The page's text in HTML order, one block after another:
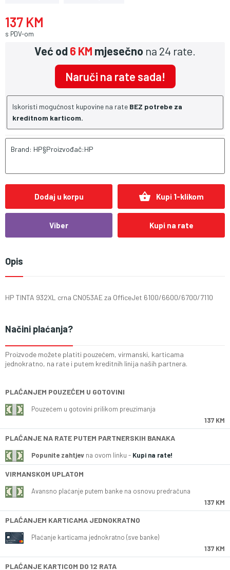
137 KM
s PDV-om
Već od6 KM mjesečno na 24 rate.
Naruči na rate sada!
Iskoristi mogućnost kupovine na rate BEZ potrebe za
kreditnom karticom.
Brand: HP§Proizvođač:HP
Dodaj u korpu shopping_basket Kupi 1-klikom
Viber Kupi na rate
Opis
HP TINTA 932XL crna CN053AE za OfficeJet 6100/6600/6700/7110
Načini plaćanja?
Proizvode možete platiti pouzećem, virmanski, karticama
jednokratno, na rate i putem kreditnih linija naših partnera.
PLAĆANJEM POUZEĆEM U GOTOVINI
Pouzećem u gotovini prilikom preuzimanja
137 KM
PLAĆANJE NA RATE PUTEM PARTNERSKIH BANAKA
Popunite zahtjev na ovom linku - Kupi na rate!
VIRMANSKOM UPLATOM
Avansno plaćanje putem banke na osnovu predračuna
137 KM
PLAĆANJEM KARTICAMA JEDNOKRATNO
Plaćanje karticama jednokratno (sve banke)
137 KM
PLAĆANJE KARTICOM DO 12 RATA